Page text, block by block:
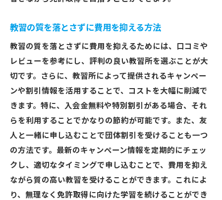
教習の質を落とさずに費用を抑える方法
教習の質を落とさずに費用を抑えるためには、口コミや
レビューを参考にし、評判の良い教習所を選ぶことが大
切です。さらに、教習所によって提供されるキャンペー
ンや割引情報を活用することで、コストを大幅に削減で
きます。特に、入会金無料や特別割引がある場合、それ
らを利用することでかなりの節約が可能です。また、友
人と一緒に申し込むことで団体割引を受けることも一つ
の方法です。最新のキャンペーン情報を定期的にチェッ
クし、適切なタイミングで申し込むことで、費用を抑え
ながら質の高い教習を受けることができます。これによ
り、無理なく免許取得に向けた学習を続けることができ